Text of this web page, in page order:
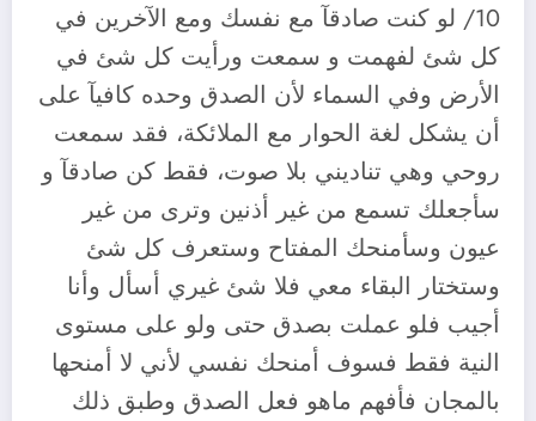
10/ لو كنت صادقآ مع نفسك ومع الآخرين في
كل شئ لفهمت و سمعت ورأيت كل شئ في
الأرض وفي السماء لأن الصدق وحده كافيآ على
أن يشكل لغة الحوار مع الملائكة، فقد سمعت
روحي وهي تناديني بلا صوت، فقط كن صادقآ و
سأجعلك تسمع من غير أذنين وترى من غير
عيون وسأمنحك المفتاح وستعرف كل شئ
وستختار البقاء معي فلا شئ غيري أسأل وأنا
أجيب فلو عملت بصدق حتى ولو على مستوى
النية فقط فسوف أمنحك نفسي لأني لا أمنحها
بالمجان فأفهم ماهو فعل الصدق وطبق ذلك